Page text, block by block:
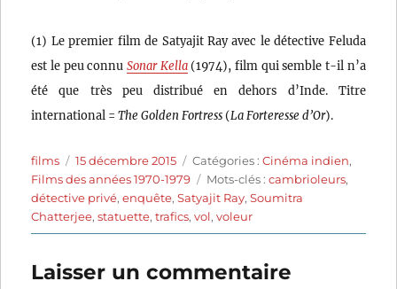
(1) Le premier film de Satyajit Ray avec le détective Feluda
est le peu connu Sonar Kella(1974), film qui semble t-il n’a
été que très peu distribué en dehors d’Inde. Titre
international =The Golden Fortress(La Forteresse d’Or).
Auteur
films
Publié
le
15 décembre 2015 Catégories
Catégories :Cinéma indien,
Films des années 1970-1979
Étiquettes
Mots-clés :cambrioleurs,
détective privé,enquête,Satyajit Ray,Soumitra
Chatterjee,statuette,trafics,vol,voleur
Laisser un commentaire